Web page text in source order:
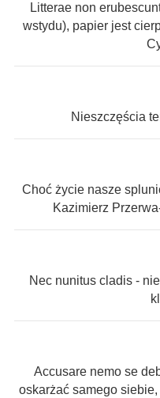
Litterae non
wstydu), papier jest
Nieszczęścia
Choć życie nasze
Kazimierz
Nec nunitus cladis -
Accusare nemo se
oskarżać samego